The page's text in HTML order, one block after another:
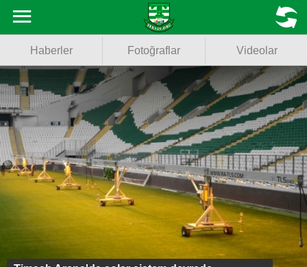
Fotoğraflar
Videolar
Basketbol
Voleybol
Puan Durumu
Fikstür
Facebook
MENU
Haberler Fotoğraflar Videolar